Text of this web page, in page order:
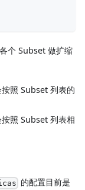
个 Subset 做扩缩
照 Subset 列表的
照 Subset 列表相
的配置目前是